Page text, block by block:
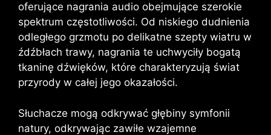
oferujące nagrania audio obejmujące szerokie
spektrum częstotliwości. Od niskiego dudnienia
odległego grzmotu po delikatne szepty wiatru w
źdźbłach trawy, nagrania te uchwyciły bogatą
tkaninę dźwięków, które charakteryzują świat
przyrody w całej jego okazałości.
Słuchacze mogą odkrywać głębiny symfonii
natury, odkrywając zawiłe wzajemne